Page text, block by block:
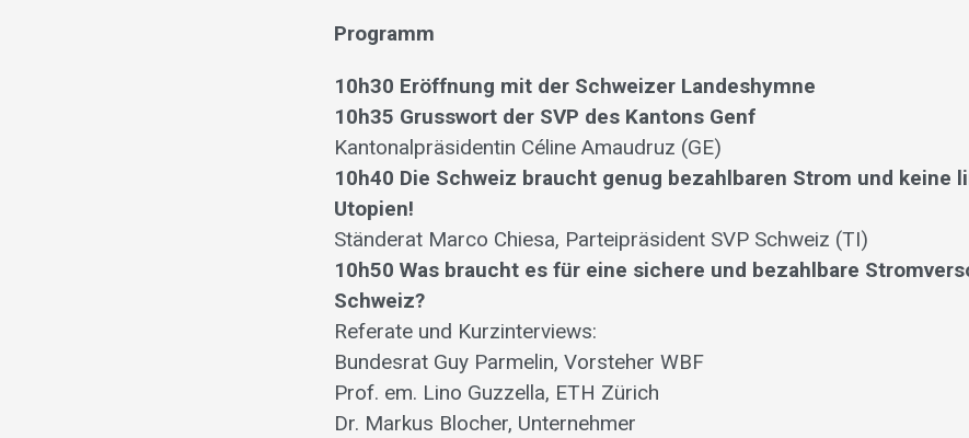
Programm
10h30 Eröffnung mit der Schweizer Landeshymne
10h35 Grusswort der SVP des Kantons Genf
Kantonalpräsidentin Céline Amaudruz (GE)
10h40 Die Schweiz braucht genug bezahlbaren Strom und keine
Utopien!
Ständerat Marco Chiesa, Parteipräsident SVP Schweiz (TI)
10h50 Was braucht es für eine sichere und bezahlbare
Schweiz?
Referate und Kurzinterviews:
Bundesrat Guy Parmelin, Vorsteher WBF
Prof. em. Lino Guzzella, ETH Zürich
Dr. Markus Blocher, Unternehmer